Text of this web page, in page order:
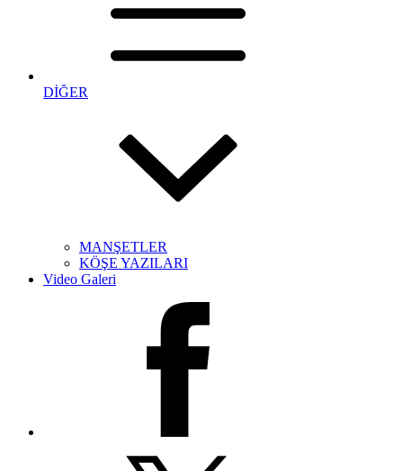
DİĞER
MANŞETLER
KÖŞE YAZILARI
Video Galeri